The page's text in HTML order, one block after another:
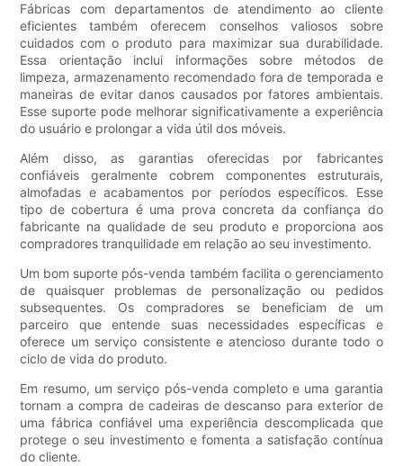
Fábricas com departamentos de atendimento ao cliente
eficientes também oferecem conselhos valiosos sobre
cuidados com o produto para maximizar sua durabilidade.
Essa orientação inclui informações sobre métodos de
limpeza, armazenamento recomendado fora de temporada e
maneiras de evitar danos causados ​​por fatores ambientais.
Esse suporte pode melhorar significativamente a experiência
do usuário e prolongar a vida útil dos móveis.
Além disso, as garantias oferecidas por fabricantes
confiáveis ​​geralmente cobrem componentes estruturais,
almofadas e acabamentos por períodos específicos. Esse
tipo de cobertura é uma prova concreta da confiança do
fabricante na qualidade de seu produto e proporciona aos
compradores tranquilidade em relação ao seu investimento.
Um bom suporte pós-venda também facilita o gerenciamento
de quaisquer problemas de personalização ou pedidos
subsequentes. Os compradores se beneficiam de um
parceiro que entende suas necessidades específicas e
oferece um serviço consistente e atencioso durante todo o
ciclo de vida do produto.
Em resumo, um serviço pós-venda completo e uma garantia
tornam a compra de cadeiras de descanso para exterior de
uma fábrica confiável uma experiência descomplicada que
protege o seu investimento e fomenta a satisfação contínua
do cliente.